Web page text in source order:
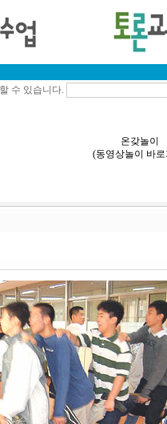
수 있습니다.
온갖놀이
(동영상놀이 바로